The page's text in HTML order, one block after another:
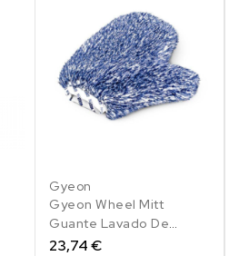
Gyeon
Gyeon Wheel Mitt
Guante Lavado De
Llantas
23,74 €